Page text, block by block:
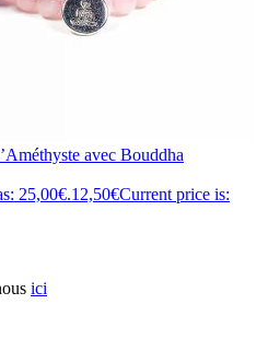
avec Bouddha
25,00€.12,50€Current price is:
ici